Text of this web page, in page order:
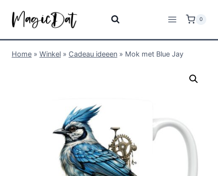
0
Home » Winkel » Cadeau ideeen » Mok met Blue Jay